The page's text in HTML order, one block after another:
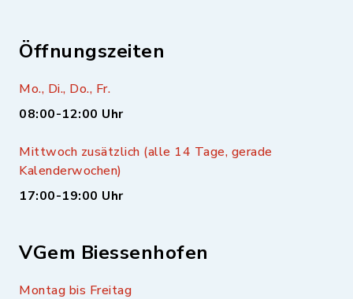
Öffnungszeiten
Mo., Di., Do., Fr.
08:00-12:00 Uhr
Mittwoch zusätzlich (alle 14 Tage, gerade
Kalenderwochen)
17:00-19:00 Uhr
VGem Biessenhofen
Montag bis Freitag